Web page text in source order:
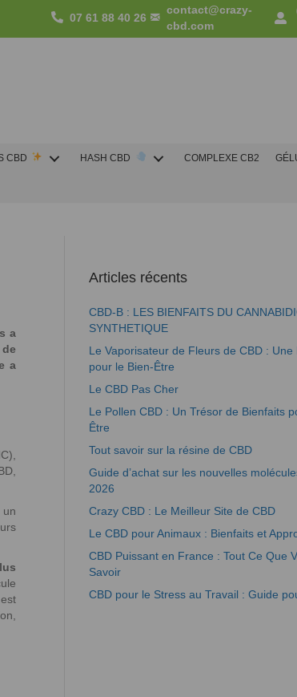
07 61 88 40 26
contact@crazy-
cbd.com
CBD HASH CBD COMPLEXE CB2
a
a
Articles récents
CBD-B : LES BIENFAITS DU
SYNTHETIQUE
Le Vaporisateur de Fleurs de CBD : Une
pour le Bien-Être
Le CBD Pas Cher
Le Pollen CBD : Un Trésor de Bienfaits
Être
Tout savoir sur la résine de CBD
Guide d’achat sur les nouvelles
2026
Crazy CBD : Le Meilleur Site de CBD
Le CBD pour Animaux : Bienfaits et
CBD Puissant en France : Tout Ce Que
Savoir
CBD pour le Stress au Travail : Guide